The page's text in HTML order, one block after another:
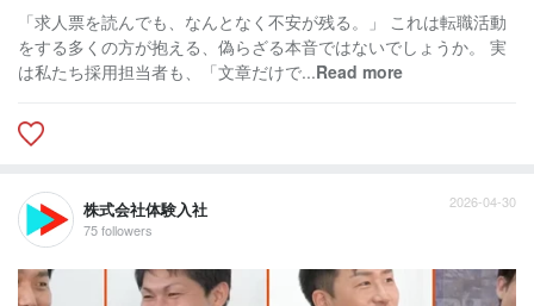
「求人票を読んでも、なんとなく不安が残る。」 これは転職活動
をする多くの方が抱える、偽らざる本音ではないでしょうか。 実
は私たち採用担当者も、「文章だけで...Read more
株式会社体験入社
75 followers
2026-04-30